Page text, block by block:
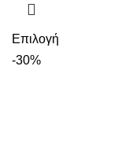
Επιλογή
-30%